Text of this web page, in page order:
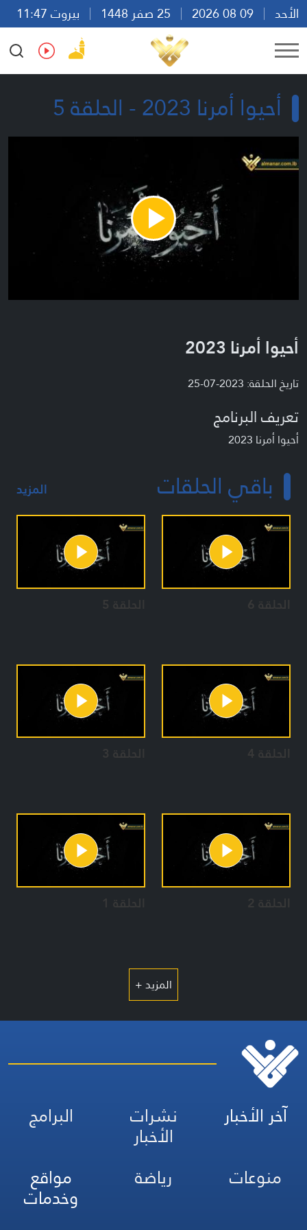
الأحد
بيروت 11:47
Ar
En Fr Es
أحيوا أمرنا 2023 - الحلقة 5
Play
Video
أحيوا أمرنا 2023
تاريخ الحلقة: 2023-07-25
تعريف البرنامج
أحيوا أمرنا 2023
باقي الحلقات المزيد
الحلقة 6 الحلقة 5
الحلقة 4 الحلقة 3
الحلقة 2 الحلقة 1
المزيد +
آخر الأخبار نشرات
الأخبار
البرامج
منوعات
رياضة مواقع
وخدمات